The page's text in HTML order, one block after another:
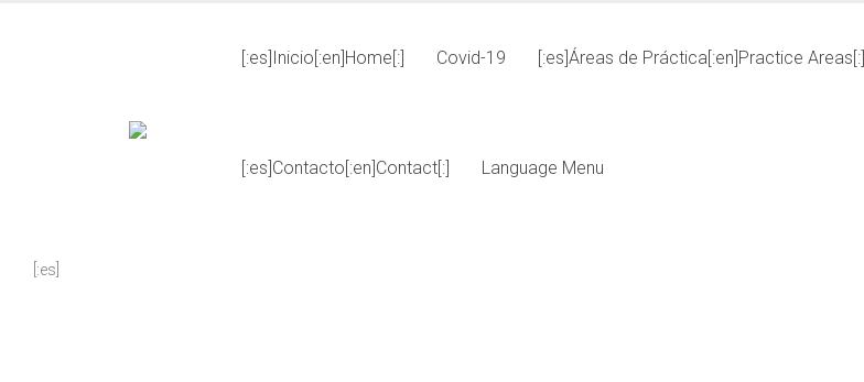
[:es]Inicio[:en]Home[:] Covid-19 [:es]Áreas de Práctica[:en]Practice Areas[:]
[:es]Contacto[:en]Contact[:] Language Menu
[:es]